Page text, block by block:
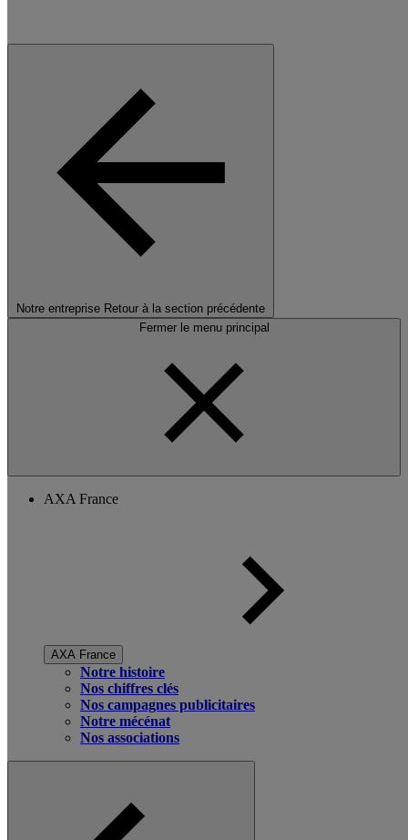
Notre entreprise Retour à la section précédente
Fermer le menu principal
AXA France
AXA France
Notre histoire
Nos chiffres clés
Nos campagnes publicitaires
Notre mécénat
Nos associations